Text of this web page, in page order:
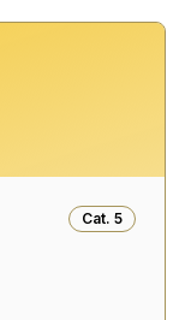
Cat. 5